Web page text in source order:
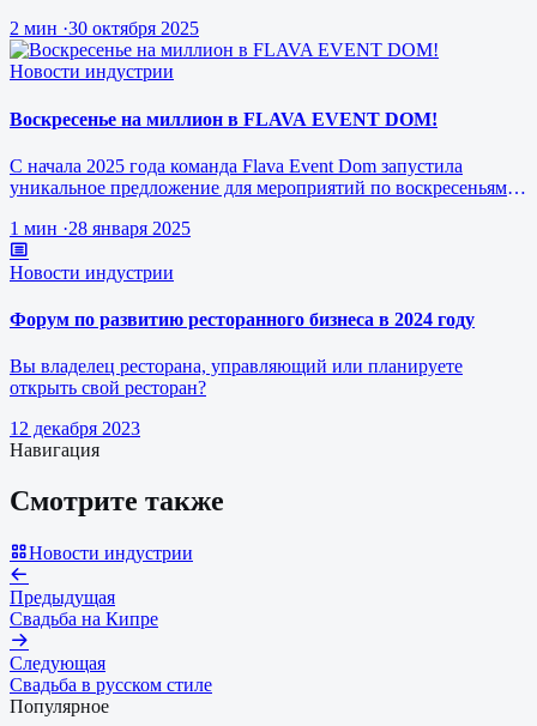
2 мин ·30 октября 2025
Новости индустрии
Воскресенье на миллион в FLAVA EVENT DOM!
С начала 2025 года команда Flava Event Dom запустила
уникальное предложение для мероприятий по воскресеньям за
1 мин ·28 января 2025
Новости индустрии
Форум по развитию ресторанного бизнеса в 2024 году
Вы владелец ресторана, управляющий или планируете
открыть свой ресторан?
12 декабря 2023
Навигация
Смотрите также
Новости индустрии
Предыдущая
Свадьба на Кипре
Следующая
Свадьба в русском стиле
Популярное